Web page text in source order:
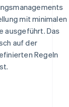
mit minimalen
ausgeführt. Das
auf der
Regeln